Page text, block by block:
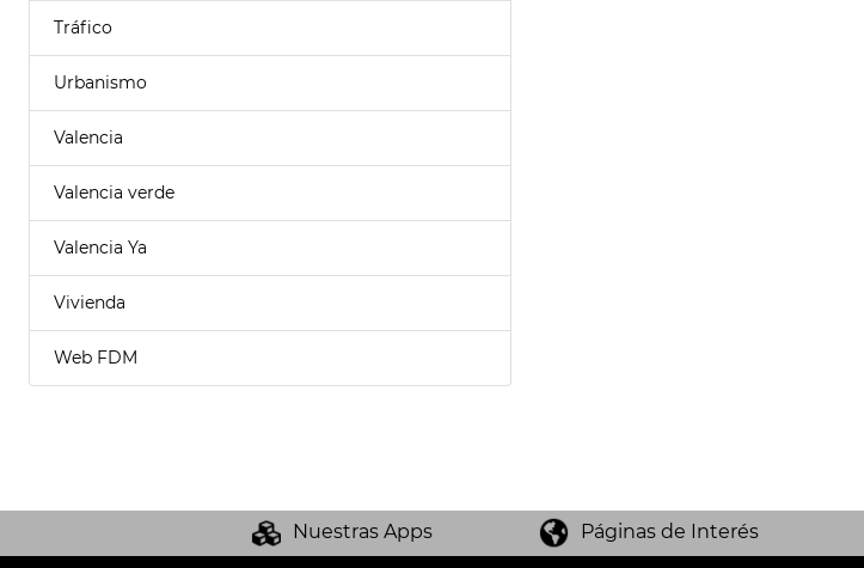
Tráfico
Urbanismo
Valencia
Valencia verde
Valencia Ya
Vivienda
Web FDM
Nuestras Apps Páginas de Interés